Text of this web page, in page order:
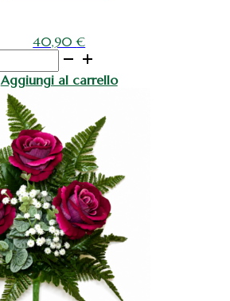
40,90€
Aggiungi al carrello